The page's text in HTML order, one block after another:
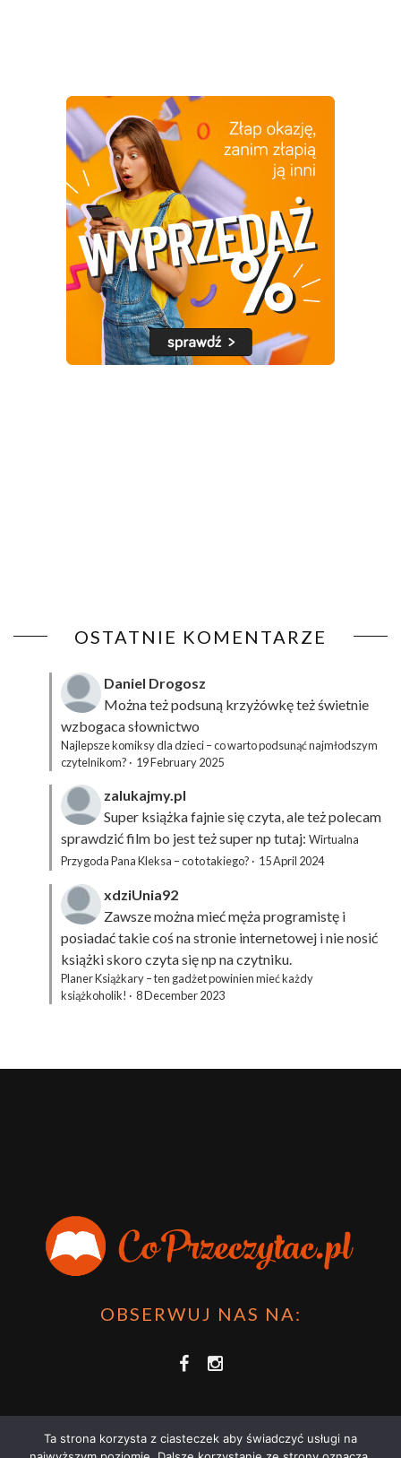
OSTATNIE KOMENTARZE
Daniel Drogosz
Można też podsuną krzyżówkęteż świetnie
wzbogaca słownictwo
Najlepsze komiksy dla dzieci – co warto podsunąć najmłodszym
czytelnikom? · 19 February 2025
zalukajmy.pl
Super książka fajnie się czyta, ale też polecam
sprawdzić film bo jest też super np tutaj: Wirtualna
Przygoda Pana Kleksa – co to takiego? · 15 April 2024
xdziUnia92
Zawsze można mieć męża programistę i
posiadać takie coś na stronie internetowej i nie nosić
książki skoro czyta się np na czytniku.
Planer Książkary – ten gadżet powinien mieć każdy
książkoholik! · 8 December 2023
OBSERWUJ NAS NA:
Ta strona korzysta z ciasteczek aby świadczyć usługi na